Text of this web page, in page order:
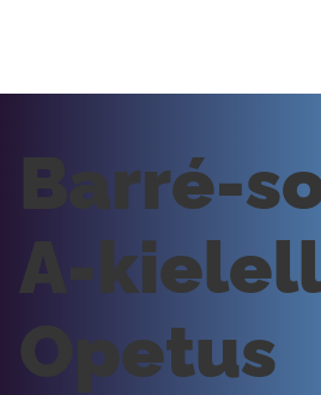
Barré-
A-
Opetus